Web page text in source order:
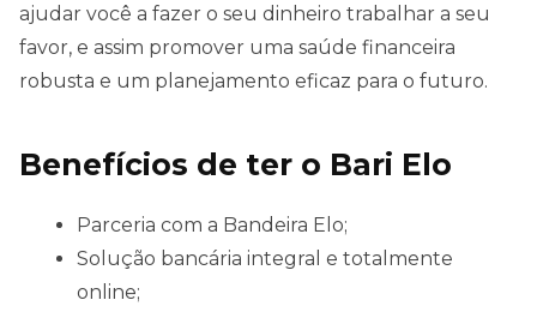
ajudar você a fazer o seu dinheiro trabalhar a seu
favor, e assim promover uma saúde financeira
robusta e um planejamento eficaz para o futuro.
Benefícios de ter o Bari Elo
Parceria com a Bandeira Elo;
Solução bancária integral e totalmente
online;